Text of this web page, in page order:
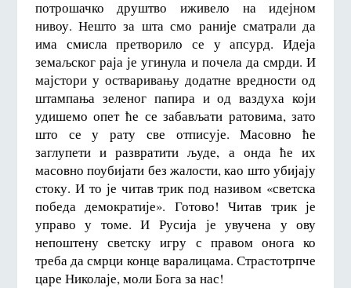
потрошачко друштво иживело на идејном
нивоу. Нешто за шта смо раније сматрали да
има смисла претворило се у апсурд. Идеја
земаљског раја је угинула и почела да смрди. И
мајстори у остваривању додатне вредности од
штампања зеленог папира и од ваздуха који
удишемо опет ће се забављати ратовима, зато
што се у рату све отписује. Масовно ће
заглупети и развратити људе, а онда ће их
масовно поубијати без жалости, као што убијају
стоку. И то је читав трик под називом «светска
победа демократије». Готово! Читав трик је
управо у томе. И Русија је увучена у ову
непоштену светску игру с правом онога ко
треба да смрци конце варалицама. Страстотрпче
царе Николаје, моли Бога за нас!